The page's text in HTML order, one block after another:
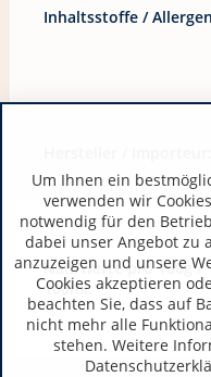
Inhaltsstoffe /
Nährwerte pro 100g /
100ml:
Um Ihnen ein
verwenden wir
notwendig für den
dabei unser Angebot zu
anzuzeigen und unsere
Cookies akzeptieren
beachten Sie, dass auf
nicht mehr alle
stehen. Weitere